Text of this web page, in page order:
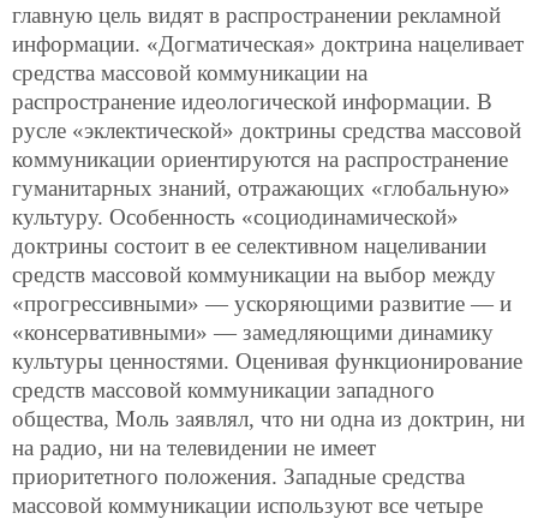
главную цель видят в распространении рекламной
информации. «Догматическая» доктрина нацеливает
средства массовой коммуникации на
распространение идеологической информации. В
русле «эклектической» доктрины средства массовой
коммуникации ориентируются на распространение
гуманитарных знаний, отражающих «глобальную»
культуру. Особенность «социодинамической»
доктрины состоит в ее селективном нацеливании
средств массовой коммуникации на выбор между
«прогрессивными» — ускоряющими развитие — и
«консервативными» — замедляющими динамику
культуры ценностями. Оценивая функционирование
средств массовой коммуникации западного
общества, Моль заявлял, что ни одна из доктрин, ни
на радио, ни на телевидении не имеет
приоритетного положения. Западные средства
массовой коммуникации используют все четыре